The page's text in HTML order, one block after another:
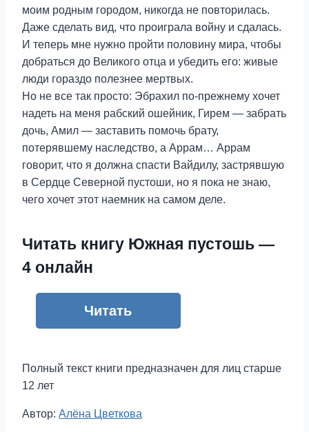
моим родным городом, никогда не повторилась.
Даже сделать вид, что проиграла войну и сдалась.
И теперь мне нужно пройти половину мира, чтобы
добраться до Великого отца и убедить его: живые
люди гораздо полезнее мертвых.
Но не все так просто: Эбрахил по-прежнему хочет
надеть на меня рабский ошейник, Гирем — забрать
дочь, Амил — заставить помочь брату,
потерявшему наследство, а Аррам… Аррам
говорит, что я должна спасти Вайдилу, застрявшую
в Сердце Северной пустоши, но я пока не знаю,
чего хочет этот наемник на самом деле.
Читать книгу Южная пустошь —
4 онлайн
Читать
Полный текст книги предназначен для лиц старше
12 лет
Метки
Автор: Алёна Цветкова